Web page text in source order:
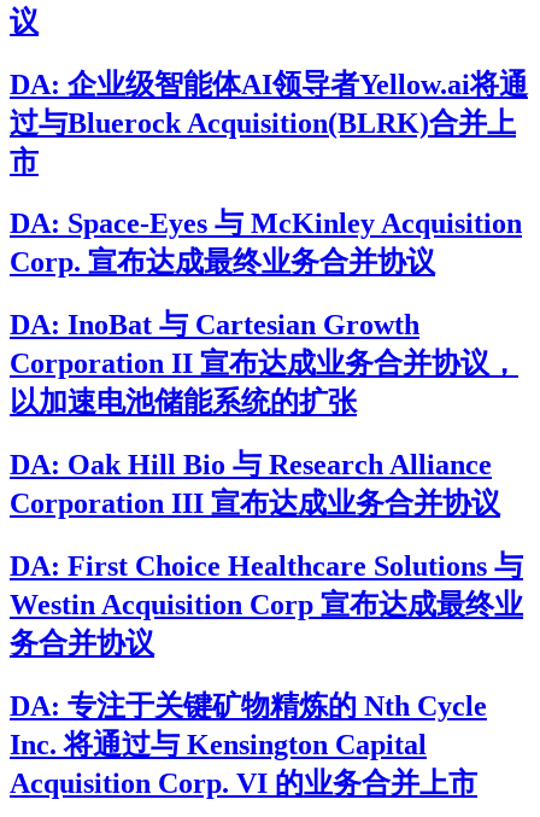
议
DA: 企业级智能体AI领导者Yellow.ai将通
过与Bluerock Acquisition(BLRK)合并上
市
DA: Space-Eyes 与 McKinley Acquisition
Corp. 宣布达成最终业务合并协议
DA: InoBat 与 Cartesian Growth
Corporation II 宣布达成业务合并协议，
以加速电池储能系统的扩张
DA: Oak Hill Bio 与 Research Alliance
Corporation III 宣布达成业务合并协议
DA: First Choice Healthcare Solutions 与
Westin Acquisition Corp 宣布达成最终业
务合并协议
DA: 专注于关键矿物精炼的 Nth Cycle
Inc. 将通过与 Kensington Capital
Acquisition Corp. VI 的业务合并上市